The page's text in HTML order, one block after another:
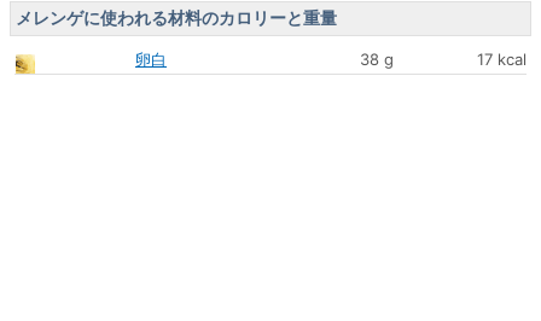
メレンゲに使われる材料のカロリーと重量
卵白 38 g 17 kcal